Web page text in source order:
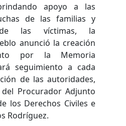
apoyo a las
de las familias y
de las víctimas, la
anunció la creación
por la Memoria
seguimiento a cada
de las autoridades,
Procurador Adjunto
los Derechos Civiles e
Rodríguez.